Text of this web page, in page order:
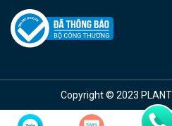
Copyright © 2023